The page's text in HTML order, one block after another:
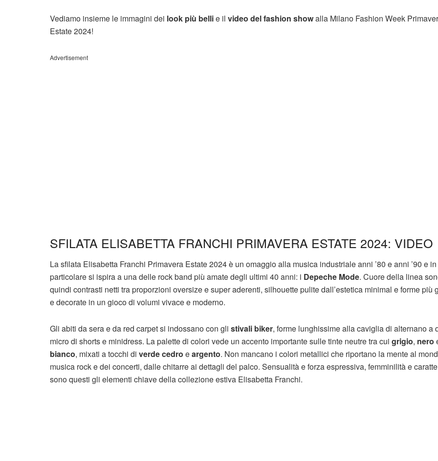
Vediamo insieme le immagini dei look più bellie il video del fashion showalla Milano Fashion Week
Estate 2024!
Advertisement
SFILATA ELISABETTA FRANCHI PRIMAVERA ESTATE 2024: VIDEO
La sfilata Elisabetta Franchi Primavera Estate 2024 è un omaggio alla musica industriale anni ’80 e anni ’90 e in
particolare si ispira a una delle rock band più amate degli ultimi 40 anni: i Depeche Mode. Cuore della linea
quindi contrasti netti tra proporzioni oversize e super aderenti, silhouette pulite dall’estetica minimal e forme più
e decorate in un gioco di volumi vivace e moderno.
Gli abiti da sera e da red carpet si indossano con gli stivali biker, forme lunghissime alla caviglia di alternano a
micro di shorts e minidress. La palette di colori vede un accento importante sulle tinte neutre tra cui grigio, nero
bianco, mixati a tocchi di verde cedro eargento. Non mancano i colori metallici che riportano la mente al
musica rock e dei concerti, dalle chitarre ai dettagli del palco. Sensualità e forza espressiva, femminilità e
sono questi gli elementi chiave della collezione estiva Elisabetta Franchi.